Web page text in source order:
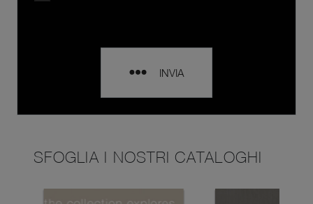
INVIA
SFOGLIA I NOSTRI CATALOGHI